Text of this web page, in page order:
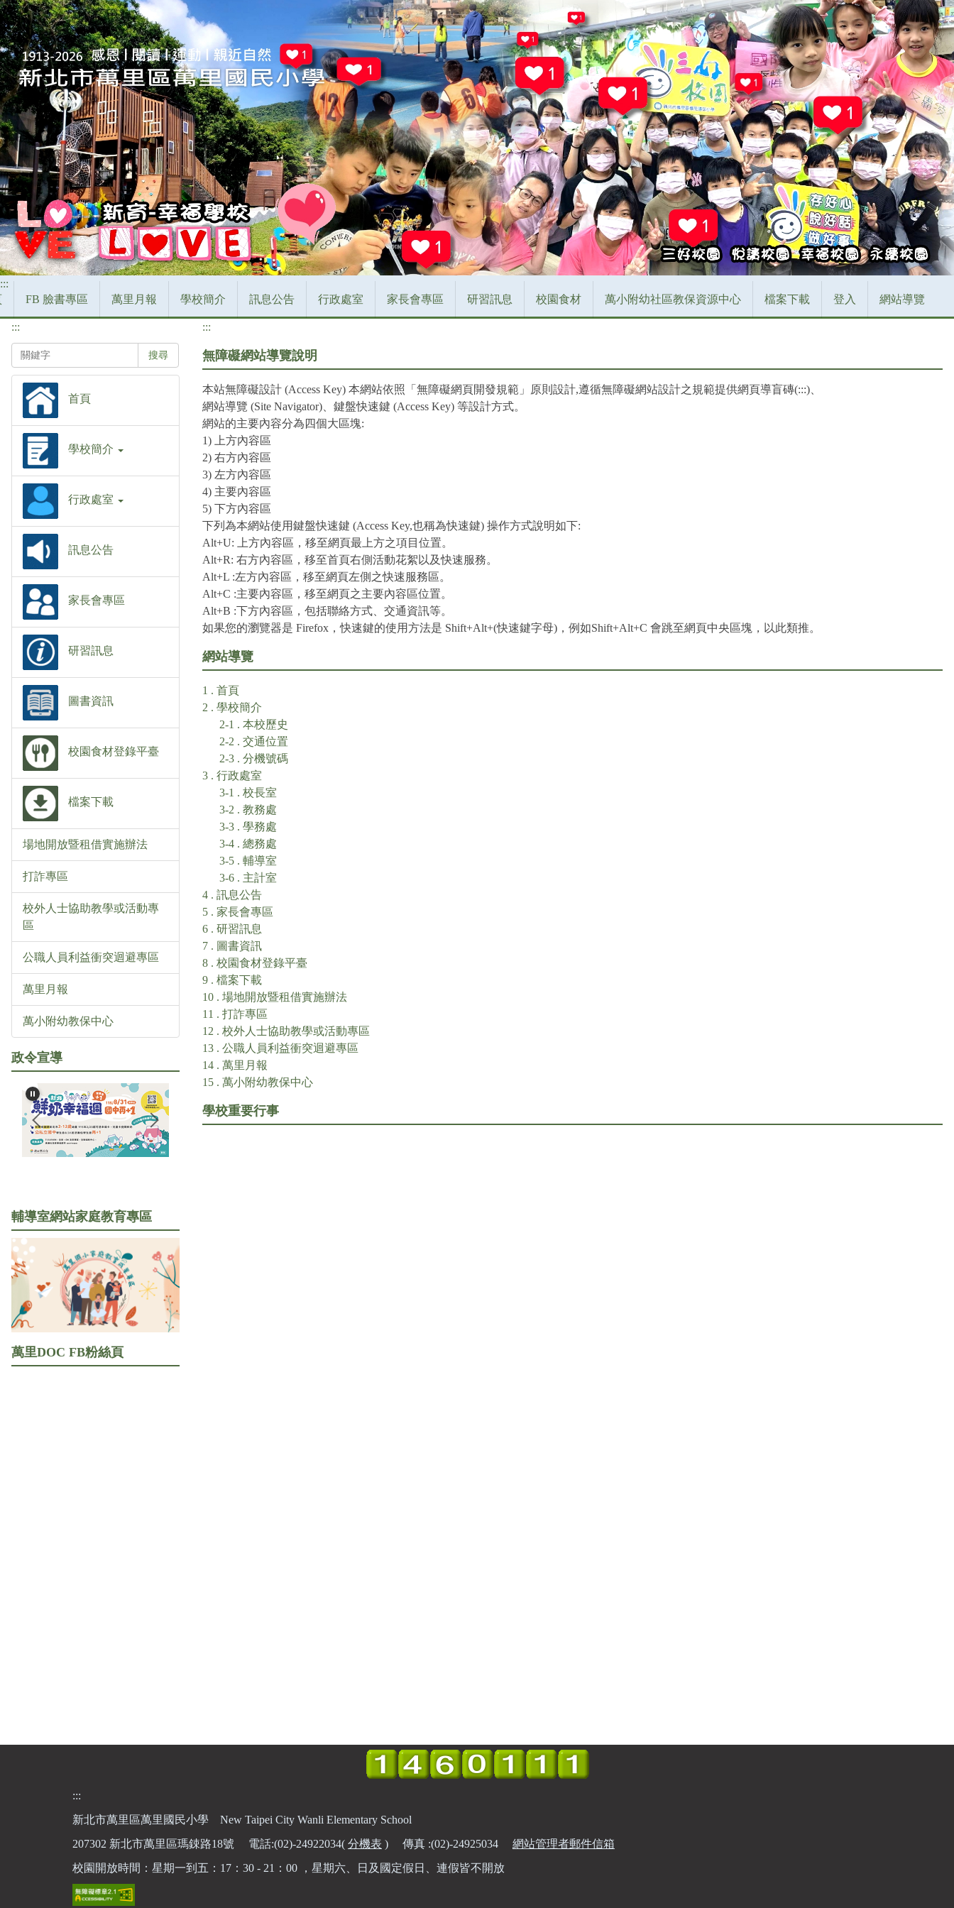
跳
到
主
要
內
容
區
:::
FB 臉書專區 萬里月報 學校簡介 訊息公告 行政處室 家長會專區 研習訊息 校園食材 萬小附幼社區教保資源中心 檔案下載 登入 網站導覽
:::
搜尋
首頁
學校簡介
行政處室
訊息公告
家長會專區
研習訊息
圖書資訊
校園食材登錄平臺
檔案下載
場地開放暨租借實施辦法
打詐專區
校外人士協助教學或活動專
區
公職人員利益衝突迴避專區
萬里月報
萬小附幼教保中心
政令宣導
輔導室網站家庭教育專區
萬里DOC FB粉絲頁
:::
無障礙網站導覽說明
本站無障礙設計 (Access Key) 本網站依照「無障礙網頁開發規範」原則設計,遵循無障礙網站設計之規範提供網頁導盲磚(:::)、
網站導覽 (Site Navigator)、鍵盤快速鍵 (Access Key) 等設計方式。
網站的主要內容分為四個大區塊:
1) 上方內容區
2) 右方內容區
3) 左方內容區
4) 主要內容區
5) 下方內容區
下列為本網站使用鍵盤快速鍵 (Access Key,也稱為快速鍵) 操作方式說明如下:
Alt+U: 上方內容區，移至網頁最上方之項目位置。
Alt+R: 右方內容區，移至首頁右側活動花絮以及快速服務。
Alt+L :左方內容區，移至網頁左側之快速服務區。
Alt+C :主要內容區，移至網頁之主要內容區位置。
Alt+B :下方內容區，包括聯絡方式、交通資訊等。
如果您的瀏覽器是 Firefox，快速鍵的使用方法是 Shift+Alt+(快速鍵字母)，例如Shift+Alt+C 會跳至網頁中央區塊，以此類推。
網站導覽
1 . 首頁
2 . 學校簡介
2-1 . 本校歷史
2-2 . 交通位置
2-3 . 分機號碼
3 . 行政處室
3-1 . 校長室
3-2 . 教務處
3-3 . 學務處
3-4 . 總務處
3-5 . 輔導室
3-6 . 主計室
4 . 訊息公告
5 . 家長會專區
6 . 研習訊息
7 . 圖書資訊
8 . 校園食材登錄平臺
9 . 檔案下載
10 . 場地開放暨租借實施辦法
11 . 打詐專區
12 . 校外人士協助教學或活動專區
13 . 公職人員利益衝突迴避專區
14 . 萬里月報
15 . 萬小附幼教保中心
學校重要行事
:::
新北市萬里區萬里國民小學 New Taipei City Wanli Elementary School
207302 新北市萬里區瑪鋉路18號 電話:(02)-24922034( 分機表 ) 傳真 :(02)-24925034 網站管理者郵件信箱
校園開放時間：星期一到五：17：30 - 21：00 ，星期六、日及國定假日、連假皆不開放